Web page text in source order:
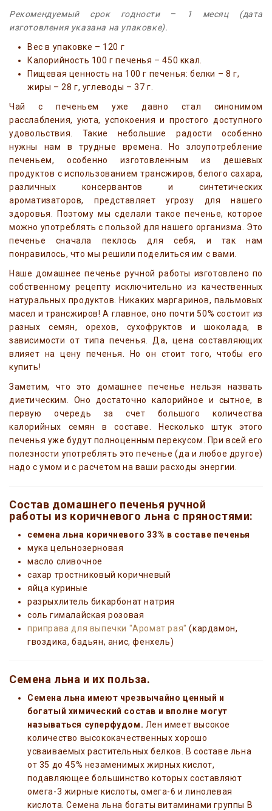
Рекомендуемый срок годности – 1 месяц (дата
изготовления указана на упаковке).
Вес в упаковке – 120 г
Калорийность 100 г печенья – 450 ккал.
Пищевая ценность на 100 г печенья: белки – 8 г,
жиры – 28 г, углеводы – 37 г.
Чай с печеньем уже давно стал синонимом
расслабления, уюта, успокоения и простого доступного
удовольствия. Такие небольшие радости особенно
нужны нам в трудные времена. Но злоупотребление
печеньем, особенно изготовленным из дешевых
продуктов с использованием трансжиров, белого сахара,
различных консервантов и синтетических
ароматизаторов, представляет угрозу для нашего
здоровья. Поэтому мы сделали такое печенье, которое
можно употреблять с пользой для нашего организма. Это
печенье сначала пеклось для себя, и так нам
понравилось, что мы решили поделиться им с вами.
Наше домашнее печенье ручной работы изготовлено по
собственному рецепту исключительно из качественных
натуральных продуктов. Никаких маргаринов, пальмовых
масел и трансжиров! А главное, оно почти 50% состоит из
разных семян, орехов, сухофруктов и шоколада, в
зависимости от типа печенья. Да, цена составляющих
влияет на цену печенья. Но он стоит того, чтобы его
купить!
Заметим, что это домашнее печенье нельзя назвать
диетическим. Оно достаточно калорийное и сытное, в
первую очередь за счет большого количества
калорийных семян в составе. Несколько штук этого
печенья уже будут полноценным перекусом. При всей его
полезности употреблять это печенье (да и любое другое)
надо с умом и с расчетом на ваши расходы энергии.
Состав домашнего печенья ручной
работы из коричневого льна с пряностями:
семена льна коричневого 33% в составе печенья
мука цельнозерновая
масло сливочное
сахар тростниковый коричневый
яйца куриные
разрыхлитель бикарбонат натрия
соль гималайская розовая
приправа для выпечки "Аромат рая" (кардамон,
гвоздика, бадьян, анис, фенхель)
Семена льна и их польза.
Семена льна имеют чрезвычайно ценный и
богатый химический состав и вполне могут
называться суперфудом. Лен имеет высокое
количество высококачественных хорошо
усваиваемых растительных белков. В составе льна
от 35 до 45% незаменимых жирных кислот,
подавляющее большинство которых составляют
омега-3 жирные кислоты, омега-6 и линолевая
кислота. Семена льна богаты витаминами группы B